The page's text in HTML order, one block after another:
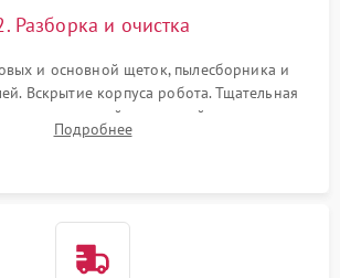
Разборка и очистка
и основной щеток, пылесборника и
Вскрытие корпуса робота. Тщательная
полостей, шестерней и плат от
пыли, волос и шерсти животных с
Подробнее